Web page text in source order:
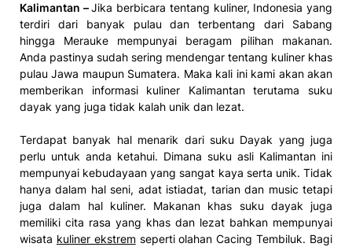
Kalimantan –Jika berbicara tentang kuliner, Indonesia yang
terdiri dari banyak pulau dan terbentang dari Sabang
hingga Merauke mempunyai beragam pilihan makanan.
Anda pastinya sudah sering mendengar tentang kuliner khas
pulau Jawa maupun Sumatera. Maka kali ini kami akan akan
memberikan informasi kuliner Kalimantan terutama suku
dayak yang juga tidak kalah unik dan lezat.
Terdapat banyak hal menarik dari suku Dayak yang juga
perlu untuk anda ketahui. Dimana suku asli Kalimantan ini
mempunyai kebudayaan yang sangat kaya serta unik. Tidak
hanya dalam hal seni, adat istiadat, tarian dan music tetapi
juga dalam hal kuliner. Makanan khas suku dayak juga
memiliki cita rasa yang khas dan lezat bahkan mempunyai
wisata kuliner ekstremseperti olahan Cacing Tembiluk. Bagi